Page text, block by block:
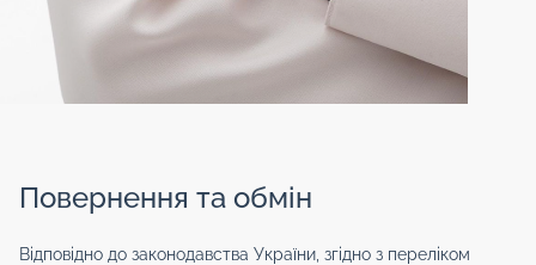
Повернення та обмін
Відповідно до законодавства України, згідно з переліком